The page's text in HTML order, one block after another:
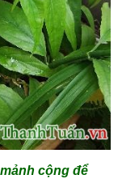
cộng để